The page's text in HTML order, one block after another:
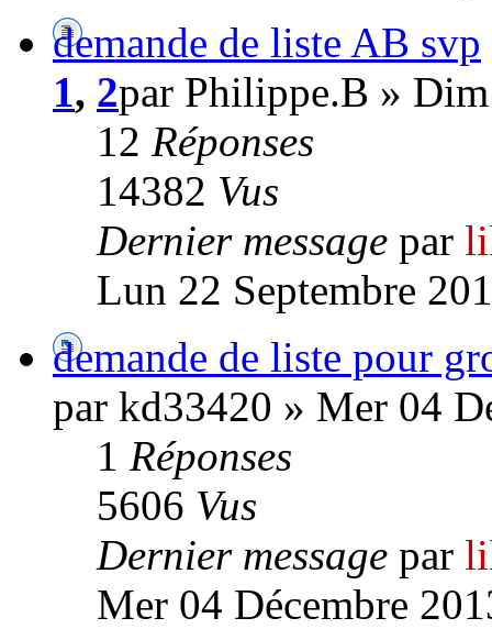
demande de liste AB svp
1, 2par Philippe.B »
12 Réponses
14382 Vus
Dernier message par
Lun 22 Septembre
demande de liste pour
par kd33420 » Mer 04
1 Réponses
5606 Vus
Dernier message par
Mer 04 Décembre